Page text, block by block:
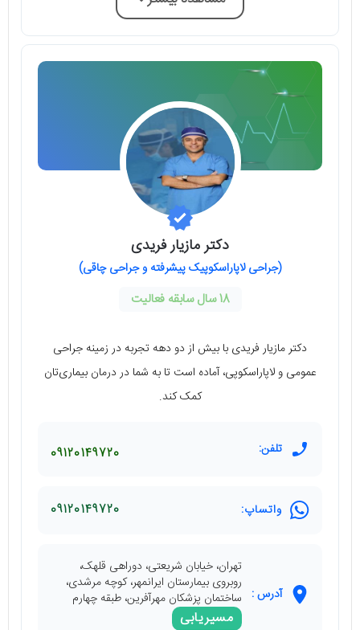
دکتر مازیار فریدی
(جراحی لاپاراسکوپیک پیشرفته و جراحی چاقی)
18 سال سابقه فعالیت
دکتر مازیار فریدی با بیش از دو دهه تجربه در زمینه جراحی
عمومی و لاپاراسکوپی، آماده است تا به شما در درمان بیماری‌تان
کمک کند.
تلفن: 09120149720
واتساپ: 09120149720
آدرس :
تهران، خیابان شریعتی، دوراهی قلهک،
روبروی بیمارستان ایرانمهر، کوچه مرشدی،
ساختمان پزشکان مهرآفرین، طبقه چهارم
مسیریابی